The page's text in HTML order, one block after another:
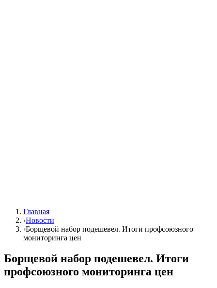
Главная
›Новости
›Борщевой набор подешевел. Итоги профсоюзного
мониторинга цен
Борщевой набор подешевел. Итоги
профсоюзного мониторинга цен